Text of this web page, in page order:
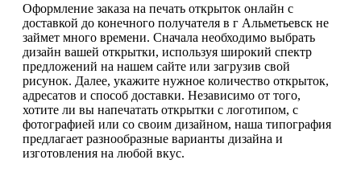
Оформление заказа на печать открыток онлайн с
доставкой до конечного получателя в г Альметьевск не
займет много времени. Сначала необходимо выбрать
дизайн вашей открытки, используя широкий спектр
предложений на нашем сайте или загрузив свой
рисунок. Далее, укажите нужное количество открыток,
адресатов и способ доставки. Независимо от того,
хотите ли вы напечатать открытки с логотипом, с
фотографией или со своим дизайном, наша типография
предлагает разнообразные варианты дизайна и
изготовления на любой вкус.